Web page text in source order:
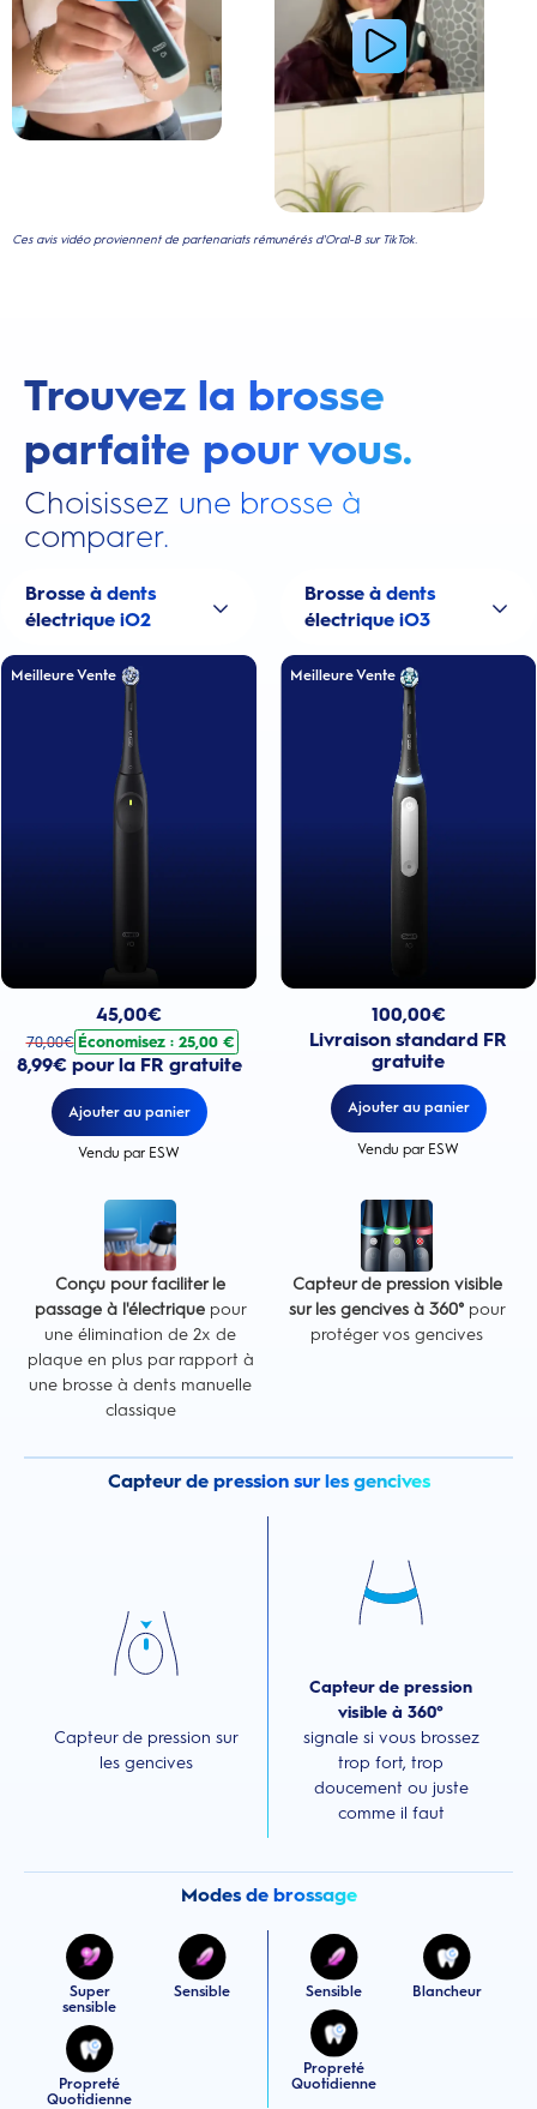
Ces avis vidéo proviennent de partenariats rémunérés d'Oral-B sur TikTok.
Trouvez la brosse
parfaite pour vous.
Choisissez une brosse à
comparer.
Brosse à dents
électrique iO2
Meilleure Vente
45,00€
70,00€ Économisez : 25,00 €
8,99€ pour la FR gratuite
Ajouter au panier
Vendu par ESW
Brosse à dents
électrique iO3
Meilleure Vente
100,00€
Livraison standard FR
gratuite
Ajouter au panier
Vendu par ESW
Conçu pour faciliter le
passage à l'électriquepour
une élimination de 2x de
plaque en plus par rapport à
une brosse à dents manuelle
classique
Capteur de pression visible
sur les gencives à 360°pour
protéger vos gencives
Capteur de pression sur les gencives
Capteur de pression sur
les gencives
Capteur de pression
visible à 360°
signale si vous brossez
trop fort, trop
doucement ou juste
comme il faut
Modes de brossage
Super
sensible
Sensible
Propreté
Quotidienne
Sensible Blancheur
Propreté
Quotidienne